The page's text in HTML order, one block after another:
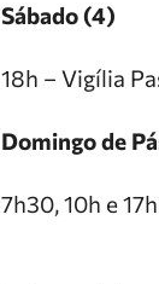
Sábado (4)
18h – Vigília
Domingo de
7h30, 10h e